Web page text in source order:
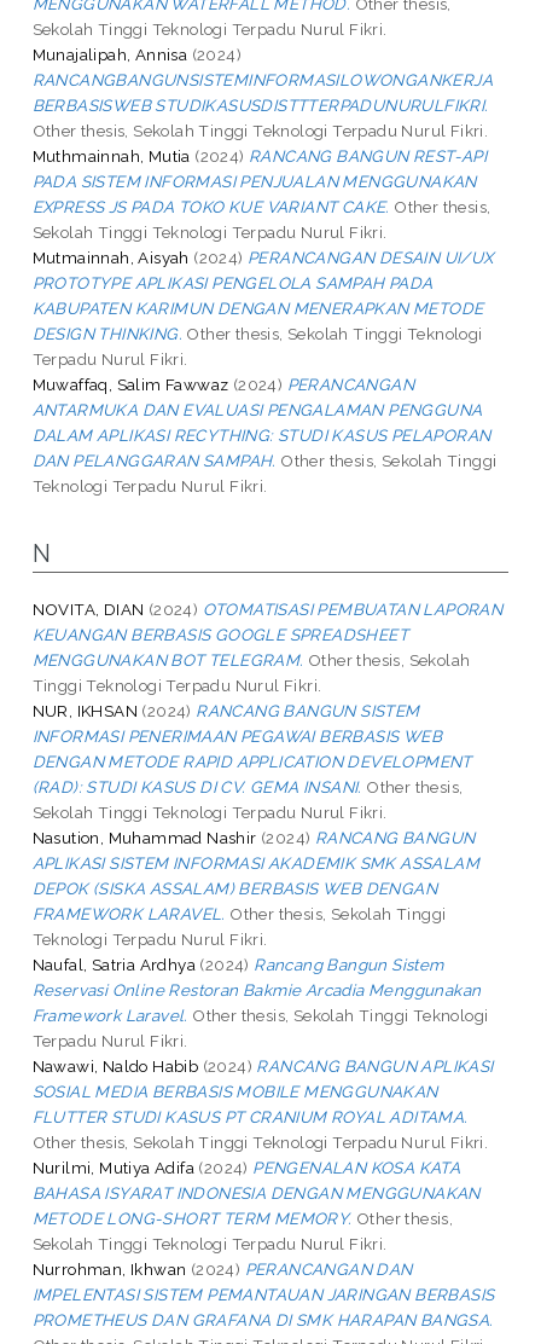
Sekolah Tinggi Teknologi Terpadu Nurul Fikri.
Munajalipah, Annisa (2024)
RANCANGBANGUNSISTEMINFORMASILOWONGANKERJA
BERBASISWEB STUDIKASUSDISTTTERPADUNURULFIKRI.
Other thesis, Sekolah Tinggi Teknologi Terpadu Nurul Fikri.
Muthmainnah, Mutia (2024) RANCANG BANGUN REST-API
PADA SISTEM INFORMASI PENJUALAN MENGGUNAKAN
EXPRESS JS PADA TOKO KUE VARIANT CAKE. Other thesis,
Sekolah Tinggi Teknologi Terpadu Nurul Fikri.
Mutmainnah, Aisyah (2024) PERANCANGAN DESAIN UI/UX
PROTOTYPE APLIKASI PENGELOLA SAMPAH PADA
KABUPATEN KARIMUN DENGAN MENERAPKAN METODE
DESIGN THINKING. Other thesis, Sekolah Tinggi Teknologi
Terpadu Nurul Fikri.
Muwaffaq, Salim Fawwaz (2024) PERANCANGAN
ANTARMUKA DAN EVALUASI PENGALAMAN PENGGUNA
DALAM APLIKASI RECYTHING: STUDI KASUS PELAPORAN
DAN PELANGGARAN SAMPAH. Other thesis, Sekolah Tinggi
Teknologi Terpadu Nurul Fikri.
N
NOVITA, DIAN (2024) OTOMATISASI PEMBUATAN LAPORAN
KEUANGAN BERBASIS GOOGLE SPREADSHEET
MENGGUNAKAN BOT TELEGRAM. Other thesis, Sekolah
Tinggi Teknologi Terpadu Nurul Fikri.
NUR, IKHSAN (2024) RANCANG BANGUN SISTEM
INFORMASI PENERIMAAN PEGAWAI BERBASIS WEB
DENGAN METODE RAPID APPLICATION DEVELOPMENT
(RAD): STUDI KASUS DI CV. GEMA INSANI. Other thesis,
Sekolah Tinggi Teknologi Terpadu Nurul Fikri.
Nasution, Muhammad Nashir (2024) RANCANG BANGUN
APLIKASI SISTEM INFORMASI AKADEMIK SMK ASSALAM
DEPOK (SISKA ASSALAM) BERBASIS WEB DENGAN
FRAMEWORK LARAVEL. Other thesis, Sekolah Tinggi
Teknologi Terpadu Nurul Fikri.
Naufal, Satria Ardhya (2024) Rancang Bangun Sistem
Reservasi Online Restoran Bakmie Arcadia Menggunakan
Framework Laravel. Other thesis, Sekolah Tinggi Teknologi
Terpadu Nurul Fikri.
Nawawi, Naldo Habib (2024) RANCANG BANGUN APLIKASI
SOSIAL MEDIA BERBASIS MOBILE MENGGUNAKAN
FLUTTER STUDI KASUS PT CRANIUM ROYAL ADITAMA.
Other thesis, Sekolah Tinggi Teknologi Terpadu Nurul Fikri.
Nurilmi, Mutiya Adifa (2024) PENGENALAN KOSA KATA
BAHASA ISYARAT INDONESIA DENGAN MENGGUNAKAN
METODE LONG-SHORT TERM MEMORY. Other thesis,
Sekolah Tinggi Teknologi Terpadu Nurul Fikri.
Nurrohman, Ikhwan (2024) PERANCANGAN DAN
IMPELENTASI SISTEM PEMANTAUAN JARINGAN BERBASIS
PROMETHEUS DAN GRAFANA DI SMK HARAPAN BANGSA.